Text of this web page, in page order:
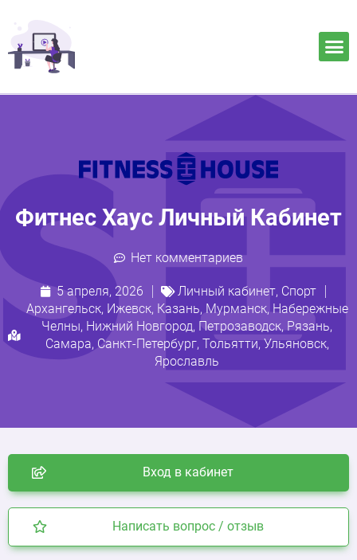
Фитнес Хаус Личный Кабинет
Нет комментариев
5 апреля, 2026 Личный кабинет, Спорт
Архангельск, Ижевск, Казань, Мурманск,Набережные
Челны, Нижний Новгород, Петрозаводск, Рязань,
Самара, Санкт-Петербург, Тольятти,Ульяновск,
Ярославль
Вход в кабинет
Написать вопрос / отзыв